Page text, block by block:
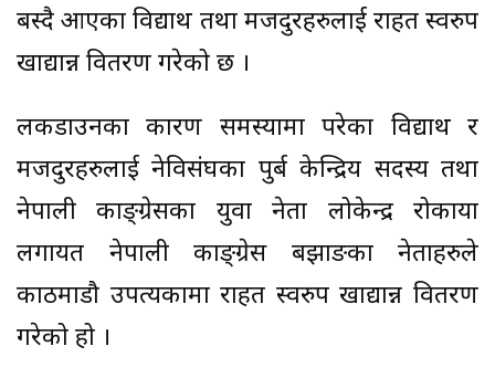
बस्दै आएका विद्यार्थी तथा मजदुरहरुलाई राहत स्वरुप
खाद्यान्न वितरण गरेको छ ।
लकडाउनका कारण समस्यामा परेका विद्यार्थी र
मजदुरहरुलाई नेविसंघका पुर्ब केन्द्रिय सदस्य तथा
नेपाली काङ्ग्रेसका युवा नेता लोकेन्द्र रोकाया
लगायत नेपाली काङ्ग्रेस बझाङका नेताहरुले
काठमाडौ उपत्यकामा राहत स्वरुप खाद्यान्न वितरण
गरेको हो ।